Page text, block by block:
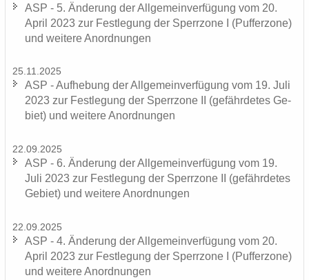
ASP - 5. Än­de­rung der All­ge­mein­ver­fü­gung vom 20.
April 2023 zur Fest­le­gung der Sperr­zo­ne I (Puf­fer­zo­ne)
und wei­te­re An­ord­nun­gen
25.11.2025
ASP - Auf­he­bung der All­ge­mein­ver­fü­gung vom 19. Juli
2023 zur Fest­le­gung der Sperr­zo­ne II (ge­fähr­de­tes Ge­
biet) und wei­te­re An­ord­nun­gen
22.09.2025
ASP - 6. Än­de­rung der All­ge­mein­ver­fü­gung vom 19.
Juli 2023 zur Fest­le­gung der Sperr­zo­ne II (ge­fähr­de­tes
Ge­biet) und wei­te­re An­ord­nun­gen
22.09.2025
ASP - 4. Än­de­rung der All­ge­mein­ver­fü­gung vom 20.
April 2023 zur Fest­le­gung der Sperr­zo­ne I (Puf­fer­zo­ne)
und wei­te­re An­ord­nun­gen